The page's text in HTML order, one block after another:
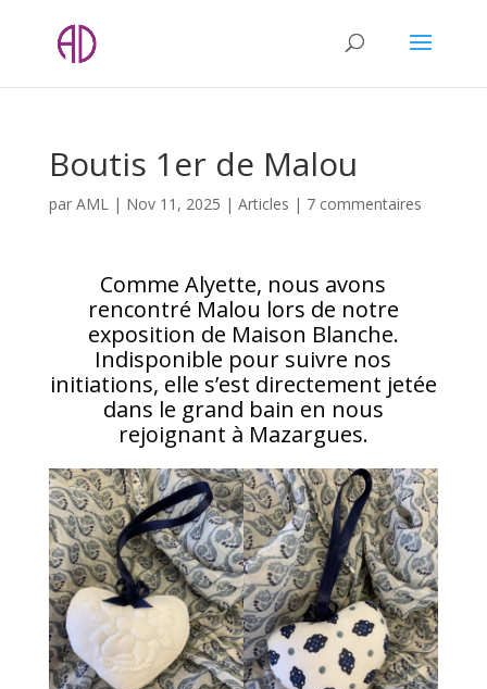
Boutis 1er de Malou
par AML| Nov 11, 2025 | Articles | 7 commentaires
Comme Alyette, nous avons
rencontré Malou lors de notre
exposition de Maison Blanche.
Indisponible pour suivre nos
initiations, elle s’est directement jetée
dans le grand bain en nous
rejoignant à Mazargues.